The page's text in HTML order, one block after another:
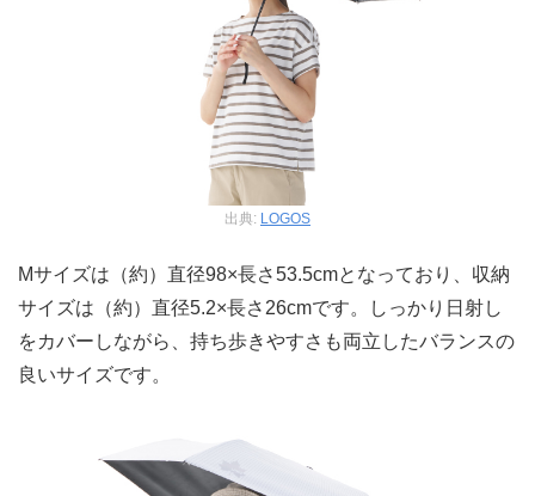
出典: LOGOS
Mサイズは（約）直径98×長さ53.5cmとなっており、収納
サイズは（約）直径5.2×長さ26cmです。しっかり日射し
をカバーしながら、持ち歩きやすさも両立したバランスの
良いサイズです。